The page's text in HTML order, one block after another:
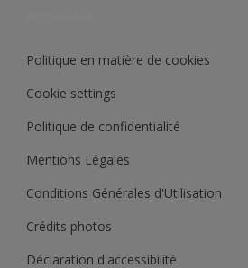
Politique en matière de cookies
Cookie settings
Politique de confidentialité
Mentions Légales
Conditions Générales d'Utilisation
Crédits photos
Déclaration d'accessibilité